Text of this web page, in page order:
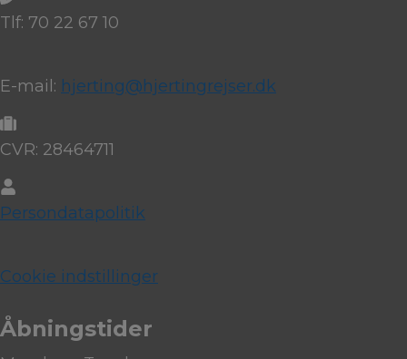
Tlf: 70 22 67 10
E-mail: hjerting@hjertingrejser.dk
CVR: 28464711
Persondatapolitik
Cookie indstillinger
Åbningstider